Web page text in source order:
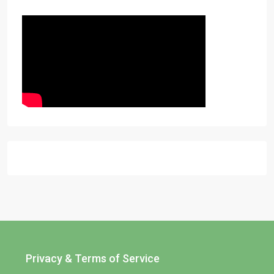
Privacy & Terms of Service